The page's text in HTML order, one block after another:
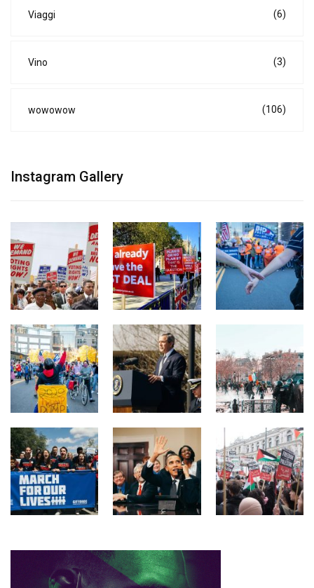
Viaggi (6)
Vino (3)
wowowow (106)
Instagram Gallery